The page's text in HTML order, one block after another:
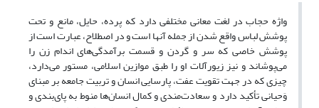
واژه حجاب در لغت معانی مختلفی دارد که پرده، حایل، مانع و تحت
پوشش لباس واقع شدن از جمله آنها است و در اصطلاح، عبارت است از
پوشش خاصی که سر و گردن و قسمت برآمدگی‌های اندام زن را
می‌پوشاند و نیز زیورآلات او را طبق موازین اسلامی، مستور می‌دارد،
چیزی که در جهت تقویت عفت، پارسایی انسان و تربیت جامعه بر مبنای
وَحیانی تأکید دارد و سعادت‌مندی و کمال انسان‌ها منوط به پای‌بندی و